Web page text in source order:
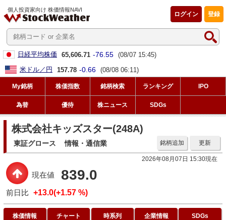
個人投資家向け 株価情報NAVI
登録
ログイン
日経平均株価 65,606.71 -76.55 (08/07 15:45)
米ドル／円
157.78 -0.66 (08/08 06:11)
My銘柄 株価指数 銘柄検索 ランキング IPO
為替 優待 株ニュース SDGs
株式会社キッズスター(248A)
東証グロース 情報・通信業 更新
銘柄追加
2026年08月07日 15:30現在
現在値 839.0
前日比 +13.0(+1.57 %)
株価情報 チャート 時系列 企業情報 SDGs